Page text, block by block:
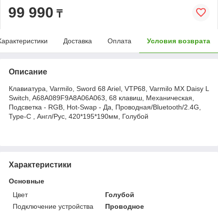
99 990 ₸
Доставка Оплата Условия возврата
Описание
Клавиатура, Varmilo, Sword 68 Ariel, VTP68, Varmilo MX Daisy L
Switch, A68A089F9A8A06A063, 68 клавиш, Механическая,
Подсветка - RGB, Hot-Swap - Да, Проводная/Bluetooth/2.4G,
Type-C , Англ/Рус, 420*195*190мм, Голубой
Характеристики
Основные
Цвет
Голубой
Подключение устройства
Проводное